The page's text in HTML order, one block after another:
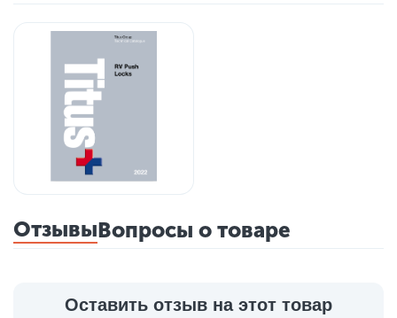
ОтзывыВопросы о товаре
Оставить отзыв на этот товар